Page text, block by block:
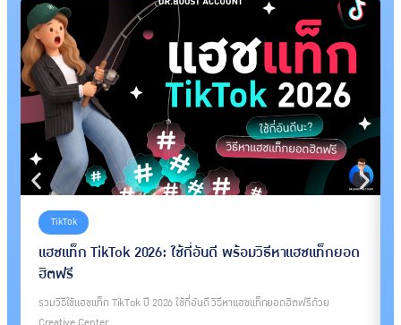
TikTok
แฮชแท็ก TikTok 2026: ใช้กี่อันดี พร้อมวิธีหาแฮชแท็กยอด
ฮิตฟรี
รวมวิธีใช้แฮชแท็ก TikTok ปี 2026 ใช้กี่อันดี วิธีหาแฮชแท็กยอดฮิตฟรีด้วย